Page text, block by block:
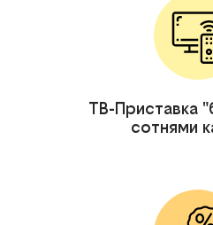
ТВ-Приставка
сотнями